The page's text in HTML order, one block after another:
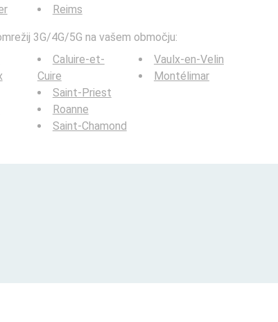
Reims
3G/4G/5G na vašem območju:
Caluire-et-
Cuire
Saint-Priest
Roanne
Saint-Chamond
Vaulx-en-Velin
Montélimar